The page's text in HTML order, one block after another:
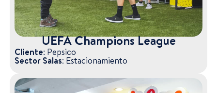
UEFA Champions League
Cliente: Pepsico
Sector Salas: Estacionamiento